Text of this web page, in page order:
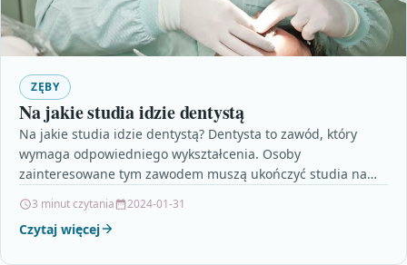
ZĘBY
Na jakie studia idzie dentystą
Na jakie studia idzie dentystą? Dentysta to zawód, który
wymaga odpowiedniego wykształcenia. Osoby
zainteresowane tym zawodem muszą ukończyć studia na
3 minut czytania 2024-01-31
Czytaj więcej